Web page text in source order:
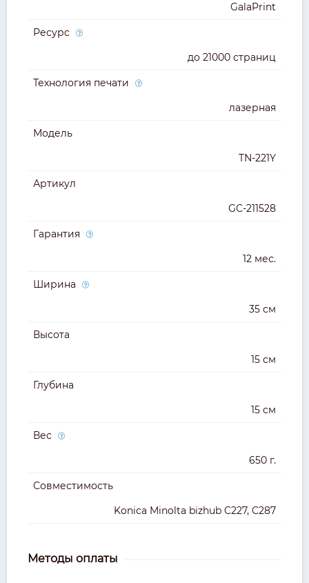
GalaPrint
Ресурс
до 21000 страниц
Технология печати
лазерная
Модель
TN-221Y
Артикул
GC-211528
Гарантия
12 мес.
Ширина
35 см
Высота
15 см
Глубина
15 см
Вес
650 г.
Совместимость
Konica Minolta bizhub C227, C287
Методы оплаты